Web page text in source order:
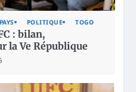
PAYS POLITIQUE TOGO
: bilan,
la Ve République